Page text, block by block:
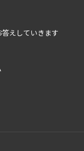
答えしていきます